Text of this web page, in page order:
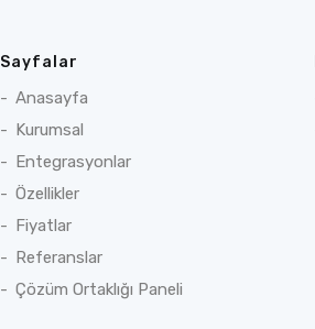
Sayfalar
Anasayfa
Kurumsal
Entegrasyonlar
Özellikler
Fiyatlar
Referanslar
Çözüm Ortaklığı Paneli